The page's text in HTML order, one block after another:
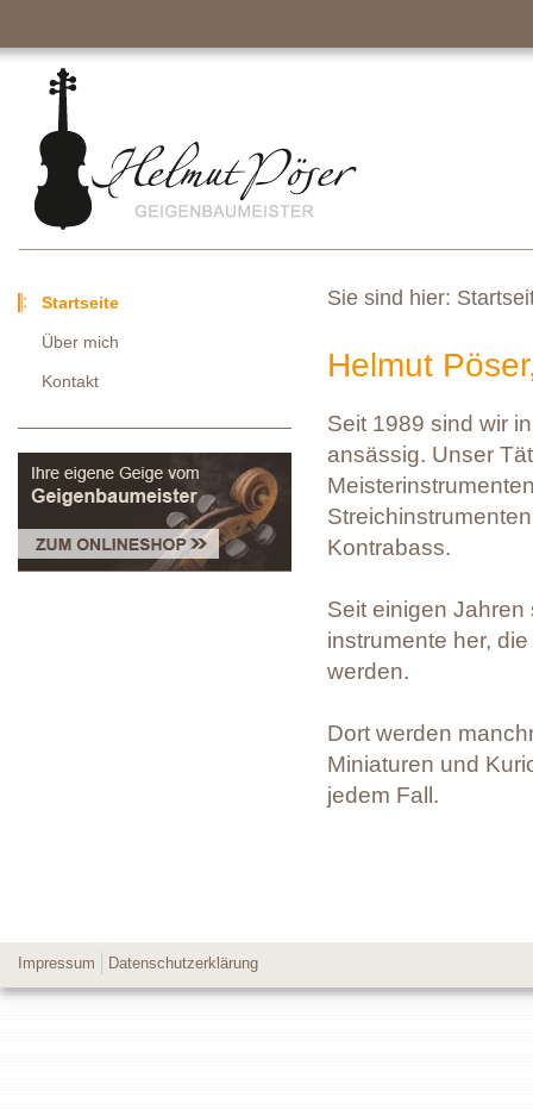
Sie sind hier:
Helmut
Seit 1989 sind wir
ansässig. Unser
Kontrabass.
Seit einigen
instrumente her,
werden.
Dort werden
Miniaturen und
jedem Fall.
Startseite
Über mich
Kontakt
Impressum Datenschutzerklärung